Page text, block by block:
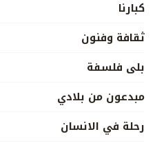
كبارنا
ثقافة وفنون
بلى فلسفة
مبدعون من بلادي
رحلة في الانسان